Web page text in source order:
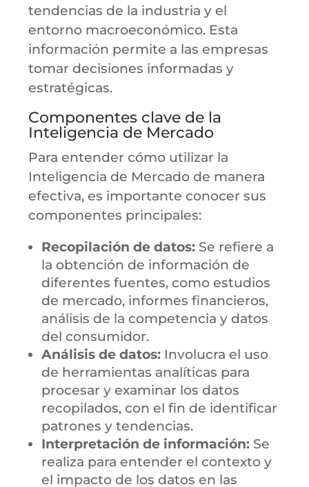
tendencias de la industria y el
entorno macroeconómico. Esta
información permite a las empresas
tomar decisiones informadas y
estratégicas.
Componentes clave de la
Inteligencia de Mercado
Para entender cómo utilizar la
Inteligencia de Mercado de manera
efectiva, es importante conocer sus
componentes principales:
Recopilación de datos: Se refiere a
la obtención de información de
diferentes fuentes, como estudios
de mercado, informes financieros,
análisis de la competencia y datos
del consumidor.
Análisis de datos: Involucra el uso
de herramientas analíticas para
procesar y examinar los datos
recopilados, con el fin de identificar
patrones y tendencias.
Interpretación de información: Se
realiza para entender el contexto y
el impacto de los datos en las